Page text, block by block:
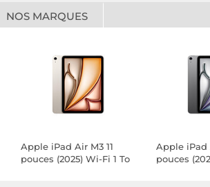
NOS MARQUES
Apple iPad Air M3 11
pouces (2025) Wi-Fi 1 To
Apple iPad
pouces